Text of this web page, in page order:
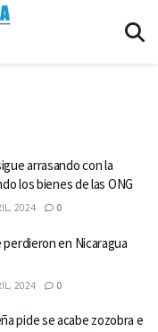
arrasando con la
los bienes de las ONG
2024 0
perdieron en Nicaragua
2024 0
pide se acabe zozobra e